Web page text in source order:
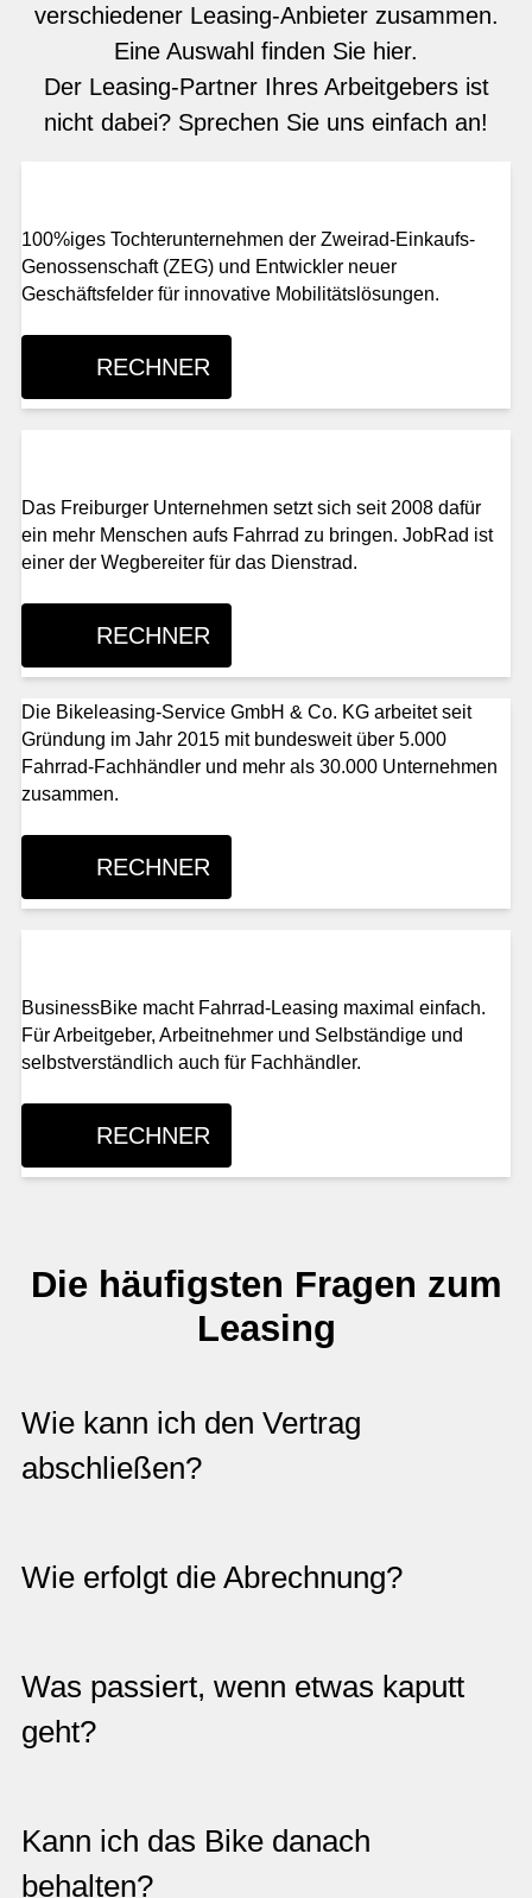
verschiedener Leasing-Anbieter zusammen.
Eine Auswahl finden Sie hier.
Der Leasing-Partner Ihres Arbeitgebers ist
nicht dabei? Sprechen Sie uns einfach an!
100%iges Tochterunternehmen der Zweirad-Einkaufs-
Genossenschaft (ZEG) und Entwickler neuer
Geschäftsfelder für innovative Mobilitätslösungen.
RECHNER
Das Freiburger Unternehmen setzt sich seit 2008 dafür
ein mehr Menschen aufs Fahrrad zu bringen. JobRad ist
einer der Wegbereiter für das Dienstrad.
RECHNER
Die Bikeleasing-Service GmbH & Co. KG arbeitet seit
Gründung im Jahr 2015 mit bundesweit über 5.000
Fahrrad-Fachhändler und mehr als 30.000 Unternehmen
zusammen.
RECHNER
BusinessBike macht Fahrrad-Leasing maximal einfach.
Für Arbeitgeber, Arbeitnehmer und Selbständige und
selbstverständlich auch für Fachhändler.
RECHNER
Die häufigsten Fragen zum
Leasing
Wie kann ich den Vertrag
abschließen?
Wie erfolgt die Abrechnung?
Was passiert, wenn etwas kaputt
geht?
Kann ich das Bike danach
behalten?